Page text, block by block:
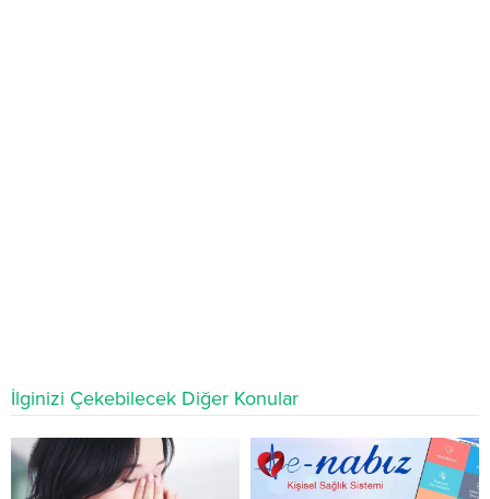
İlginizi Çekebilecek Diğer Konular